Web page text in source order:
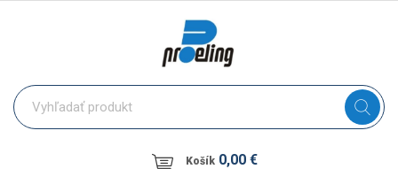
Košík 0,00 €